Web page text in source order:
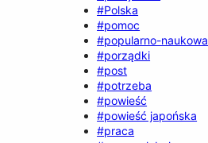
#Polska
#pomoc
#popularno-naukowa
#porządki
#post
#potrzeba
#powieść
#powieść japońska
#praca